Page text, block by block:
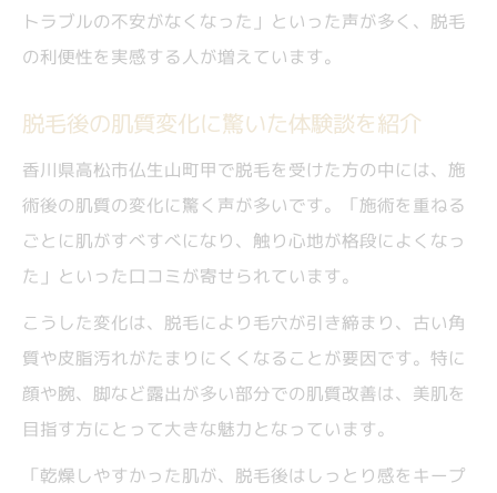
トラブルの不安がなくなった」といった声が多く、脱毛
の利便性を実感する人が増えています。
脱毛後の肌質変化に驚いた体験談を紹介
香川県高松市仏生山町甲で脱毛を受けた方の中には、施
術後の肌質の変化に驚く声が多いです。「施術を重ねる
ごとに肌がすべすべになり、触り心地が格段によくなっ
た」といった口コミが寄せられています。
こうした変化は、脱毛により毛穴が引き締まり、古い角
質や皮脂汚れがたまりにくくなることが要因です。特に
顔や腕、脚など露出が多い部分での肌質改善は、美肌を
目指す方にとって大きな魅力となっています。
「乾燥しやすかった肌が、脱毛後はしっとり感をキープ